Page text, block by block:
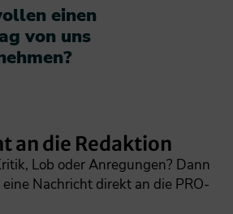
einen
von uns
an die Redaktion
Lob oder Anregungen? Dann
Nachricht direkt an die PRO-